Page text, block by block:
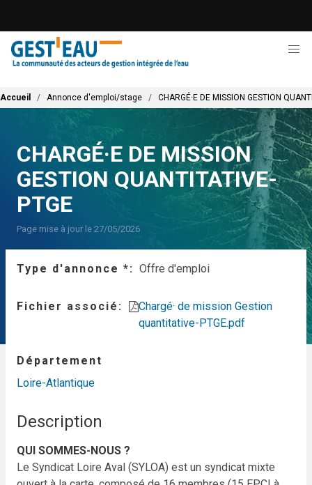
contenu
principal
Fil d'Ariane
Accueil Annonce d'emploi/stage CHARGÉ·E DE MISSION GESTION
CHARGÉ·E DE MISSION
GESTION QUANTITATIVE-
PTGE
Page mise à jour le 27/05/2026
Type d'annonce * Offre d'emploi
Fichier associé
Chargé· de mission Gestion
quantitative-PTGE.pdf
Département
Loire-Atlantique
Description
QUI SOMMES-NOUS ?
Le Syndicat Loire Aval (SYLOA) est un syndicat mixte